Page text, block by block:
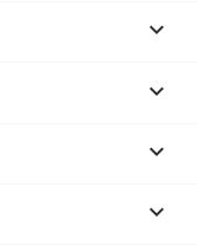



keyboard_arrow_down